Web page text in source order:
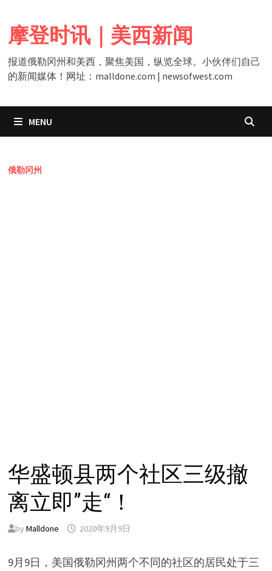
content
摩登时讯｜美西新闻
报道俄勒冈州和美西，聚焦美国，纵览全球。小伙伴们自己
的新闻媒体！网址：malldone.com | newsofwest.com
MENU
俄勒冈州
华盛顿县两个社区三级撤
离立即”走“！
by Malldone 2020年9月9日
9月9日，美国俄勒冈州两个不同的社区的居民处于三